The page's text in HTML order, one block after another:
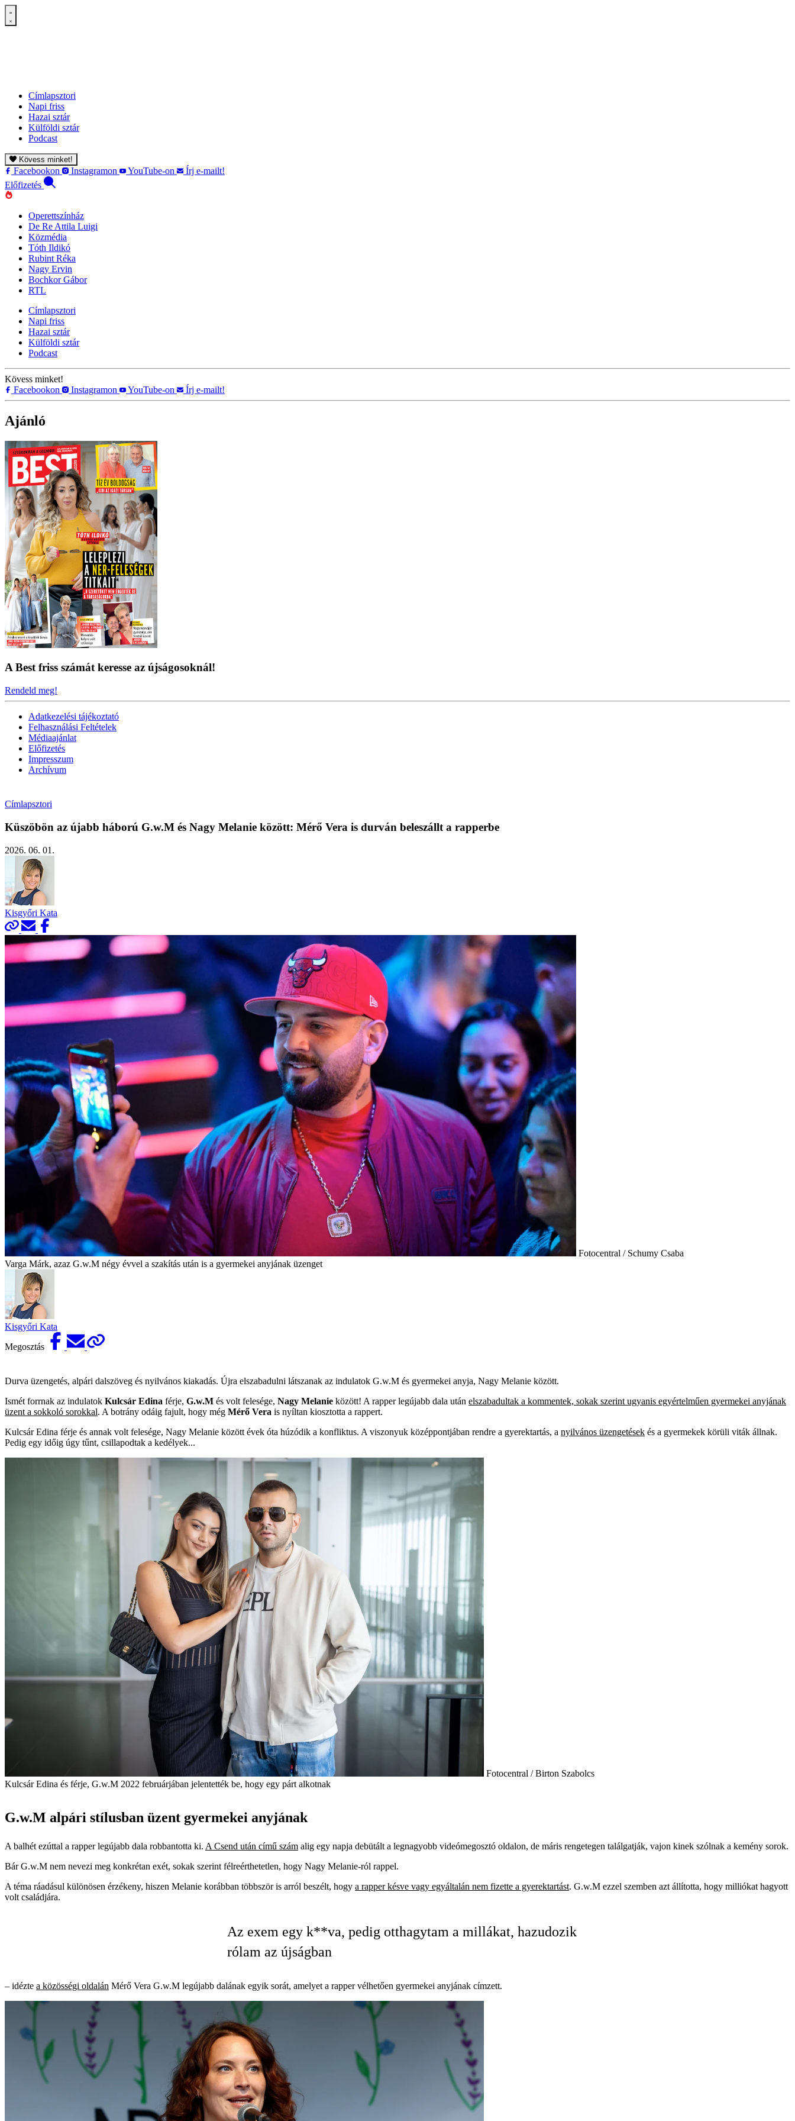
Címlapsztori
Napi friss
Hazai sztár
Külföldi sztár
Podcast
Kövess minket!
Facebookon Instagramon YouTube-on
Írj e-mailt!
Előfizetés
Operettszínház
De Re Attila Luigi
Közmédia
Tóth Ildikó
Rubint Réka
Nagy Ervin
Bochkor Gábor
RTL
Címlapsztori
Napi friss
Hazai sztár
Külföldi sztár
Podcast
Kövess minket!
Facebookon
Instagramon YouTube-on Írj e-mailt!
Ajánló
A Best friss számát keresse az újságosoknál!
Rendeld meg!
Adatkezelési tájékoztató
Felhasználási Feltételek
Médiaajánlat
Előfizetés
Impresszum
Archívum
Címlapsztori
Küszöbön az újabb háború G.w.M és Nagy Melanie között: Mérő Vera is durván beleszállt a rapperbe
2026. 06. 01.
Kisgyőri Kata
Fotocentral / Schumy Csaba
Varga Márk, azaz G.w.M négy évvel a szakítás után is a gyermekei anyjának üzenget
Kisgyőri Kata
Megosztás
Durva üzengetés, alpári dalszöveg és nyilvános kiakadás. Újra elszabadulni látszanak az indulatok G.w.M és gyermekei anyja, Nagy Melanie között.
Ismét forrnak az indulatok Kulcsár Edina férje, G.w.M és volt felesége, Nagy Melanie között! A rapper legújabb dala után elszabadultak a kommentek, sokak szerint ugyanis egyértelműen gyermekei anyjának
üzent a sokkoló sorokkal. A botrány odáig fajult, hogy még Mérő Vera is nyíltan kiosztotta a rappert.
Kulcsár Edina férje és annak volt felesége, Nagy Melanie között évek óta húzódik a konfliktus. A viszonyuk középpontjában rendre a gyerektartás, a nyilvános üzengetések és a gyermekek körüli viták állnak.
Pedig egy időig úgy tűnt, csillapodtak a kedélyek...
Fotocentral / Birton Szabolcs
Kulcsár Edina és férje, G.w.M 2022 februárjában jelentették be, hogy egy párt alkotnak
G.w.M alpári stílusban üzent gyermekei anyjának
A balhét ezúttal a rapper legújabb dala robbantotta ki. A Csend után című szám alig egy napja debütált a legnagyobb videómegosztó oldalon, de máris rengetegen találgatják, vajon kinek szólnak a kemény sorok.
Bár G.w.M nem nevezi meg konkrétan exét, sokak szerint félreérthetetlen, hogy Nagy Melanie-ról rappel.
A téma ráadásul különösen érzékeny, hiszen Melanie korábban többször is arról beszélt, hogy a rapper késve vagy egyáltalán nem fizette a gyerektartást. G.w.M ezzel szemben azt állította, hogy milliókat hagyott
volt családjára.
Az exem egy k**va, pedig otthagytam a millákat, hazudozik
rólam az újságban
– idézte a közösségi oldalán Mérő Vera G.w.M legújabb dalának egyik sorát, amelyet a rapper vélhetően gyermekei anyjának címzett.